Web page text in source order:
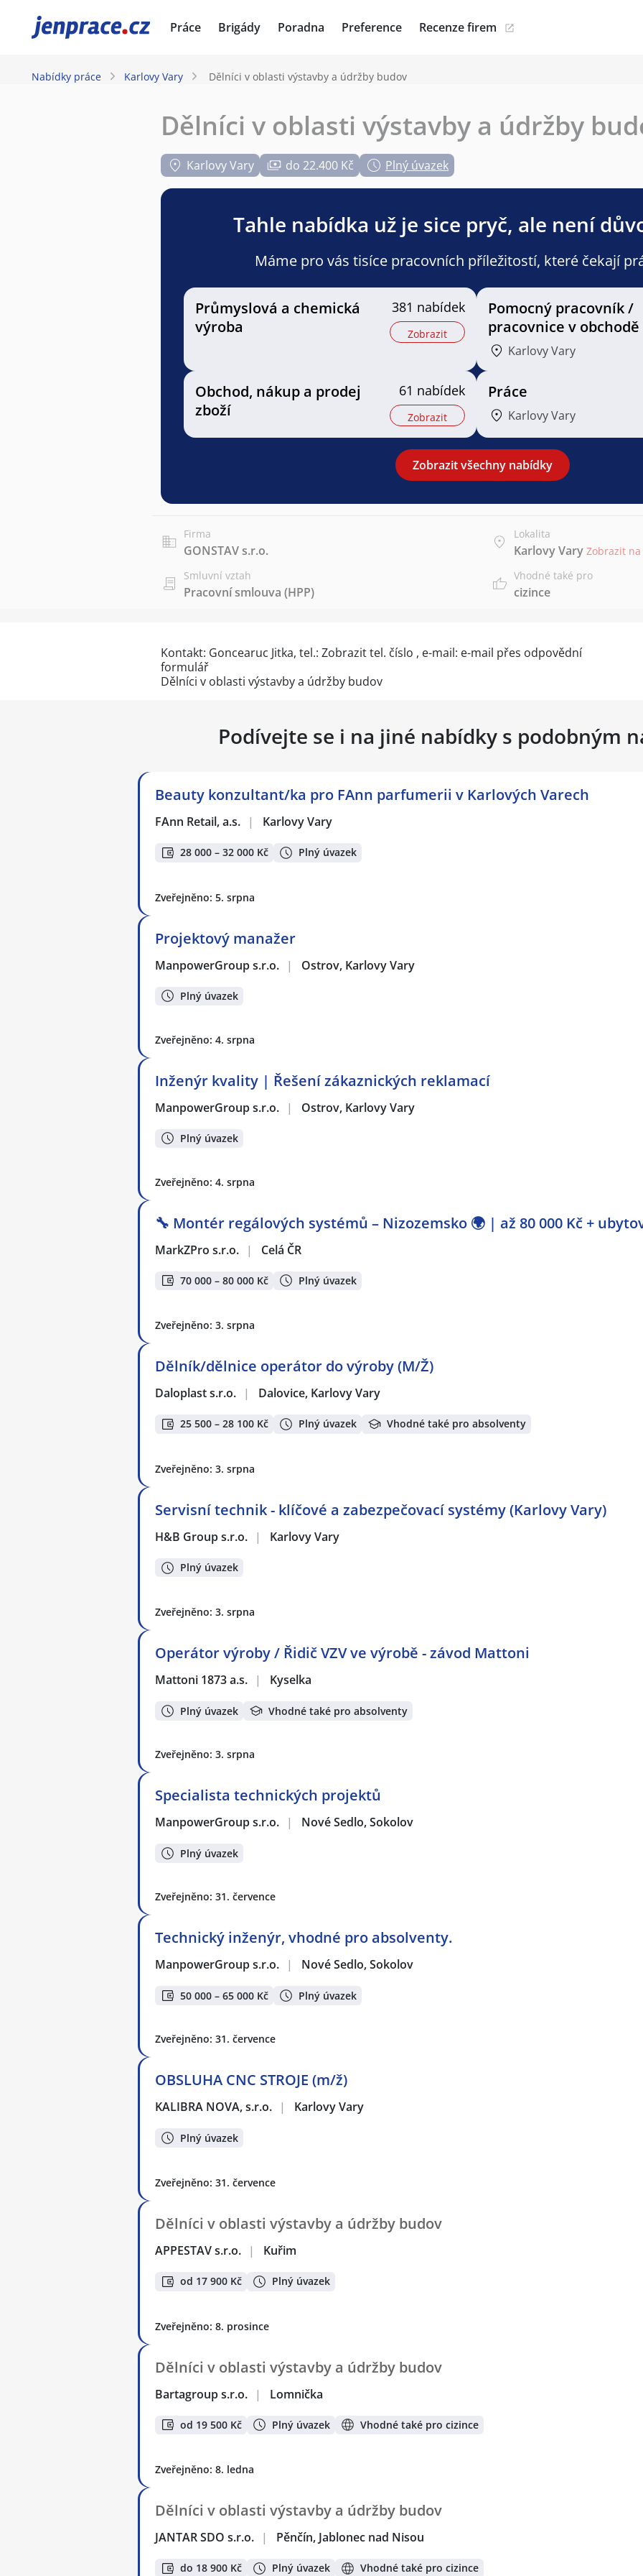
JenPráce.cz Práce Brigády Poradna Preference Recenze firem
Nabídky práce Karlovy Vary Dělníci v oblasti výstavby a údržby budov
Dělníci v oblasti výstavby a údržby
Karlovy Vary do 22.400 Kč Plný úvazek
Tahle nabídka už je sice pryč, ale není
Máme pro vás tisíce pracovních příležitostí, které čekají
Průmyslová a chemická
výroba
381 nabídek
Zobrazit
Pomocný pracovník /
pracovnice v obchodě
Karlovy Vary
Obchod, nákup a prodej
zboží
61 nabídek
Zobrazit
Práce
Karlovy Vary
Zobrazit všechny nabídky
Firma
GONSTAV s.r.o.
Lokalita
Karlovy Vary Zobrazit
Smluvní vztah
Pracovní smlouva (HPP)
Vhodné také pro
cizince
Kontakt: Goncearuc Jitka, tel.: Zobrazit tel. číslo , e-mail: e-mail přes odpovědní
formulář
Dělníci v oblasti výstavby a údržby budov
Podívejte se i na jiné nabídky s podobným
Beauty konzultant/ka pro FAnn parfumerii v Karlových Varech
FAnn Retail, a.s. | Karlovy Vary
28 000 – 32 000 Kč Plný úvazek
Zveřejněno: 5. srpna
Projektový manažer
ManpowerGroup s.r.o. | Ostrov, Karlovy Vary
Plný úvazek
Zveřejněno: 4. srpna
Inženýr kvality | Řešení zákaznických reklamací
ManpowerGroup s.r.o. | Ostrov, Karlovy Vary
Plný úvazek
Zveřejněno: 4. srpna
🔧 Montér regálových systémů – Nizozemsko 🌍 | až 80 000 Kč +
MarkZPro s.r.o. | Celá ČR
70 000 – 80 000 Kč Plný úvazek
Zveřejněno: 3. srpna
Dělník/dělnice operátor do výroby (M/Ž)
Daloplast s.r.o. | Dalovice, Karlovy Vary
25 500 – 28 100 Kč Plný úvazek Vhodné také pro absolventy
Zveřejněno: 3. srpna
Servisní technik - klíčové a zabezpečovací systémy (Karlovy Vary)
H&B Group s.r.o. | Karlovy Vary
Plný úvazek
Zveřejněno: 3. srpna
Operátor výroby / Řidič VZV ve výrobě - závod Mattoni
Mattoni 1873 a.s. | Kyselka
Plný úvazek Vhodné také pro absolventy
Zveřejněno: 3. srpna
Specialista technických projektů
ManpowerGroup s.r.o. | Nové Sedlo, Sokolov
Plný úvazek
Zveřejněno: 31. července
Technický inženýr, vhodné pro absolventy.
ManpowerGroup s.r.o. | Nové Sedlo, Sokolov
50 000 – 65 000 Kč Plný úvazek
Zveřejněno: 31. července
OBSLUHA CNC STROJE (m/ž)
KALIBRA NOVA, s.r.o. | Karlovy Vary
Plný úvazek
Zveřejněno: 31. července
Dělníci v oblasti výstavby a údržby budov
APPESTAV s.r.o. | Kuřim
od 17 900 Kč Plný úvazek
Zveřejněno: 8. prosince
Dělníci v oblasti výstavby a údržby budov
Bartagroup s.r.o. | Lomnička
od 19 500 Kč Plný úvazek Vhodné také pro cizince
Zveřejněno: 8. ledna
Dělníci v oblasti výstavby a údržby budov
JANTAR SDO s.r.o. | Pěnčín, Jablonec nad Nisou
do 18 900 Kč Plný úvazek Vhodné také pro cizince